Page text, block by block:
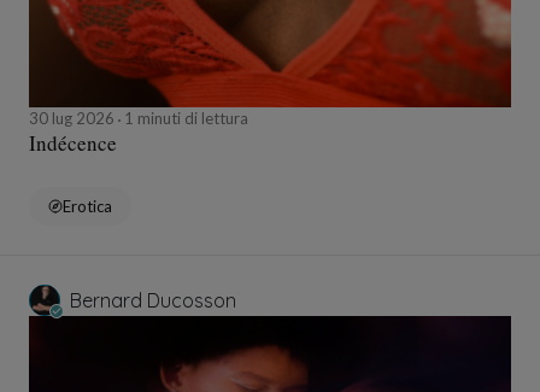
30 lug 2026 1 minuti di lettura
Indécence
Erotica
Bernard Ducosson